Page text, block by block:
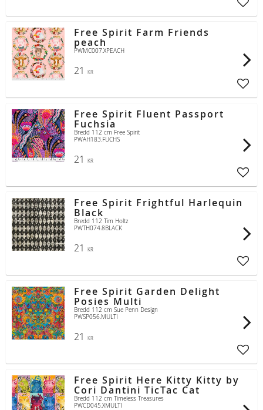
Free Spirit Farm Friends
peach
PWMC007.XPEACH
21 KR
Free Spirit Fluent Passport
Fuchsia
Bredd 112 cm Free Spirit
PWAH183.FUCHS
21 KR
Free Spirit Frightful Harlequin
Black
Bredd 112 Tim Holtz
PWTH074.8BLACK
21 KR
Free Spirit Garden Delight
Posies Multi
Bredd 112 cm Sue Penn Design
PWSP056.MULTI
21 KR
Free Spirit Here Kitty Kitty by
Cori Dantini TicTac Cat
Bredd 112 cm Timeless Treasures
PWCD045.XMULTI